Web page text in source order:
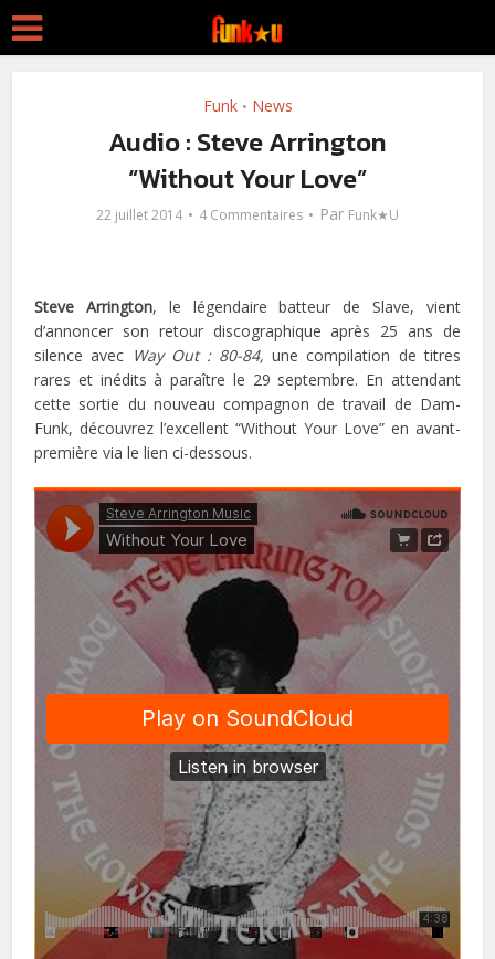
Funk • News
Audio : Steve Arrington
“Without Your Love”
22 juillet 2014 4 Commentaires Par Funk★U
Steve Arrington, le légendaire batteur de Slave, vient
d’annoncer son retour discographique après 25 ans de
silence avec Way Out : 80-84,une compilation de titres
rares et inédits à paraître le 29 septembre. En attendant
cette sortie du nouveau compagnon de travail de Dam-
Funk, découvrez l’excellent “Without Your Love” en avant-
première via le lien ci-dessous.